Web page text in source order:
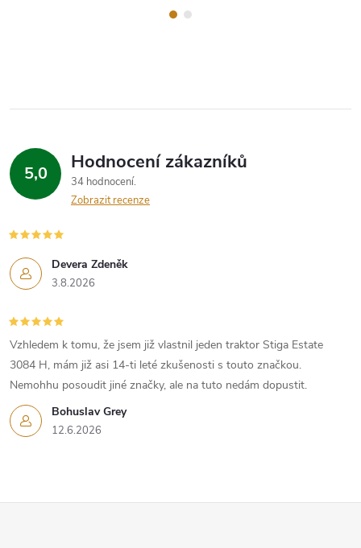
5,0 Hodnocení zákazníků
34 hodnocení
Zobrazit recenze
Devera Zdeněk
3.8.2026
Bohuslav Grey
12.6.2026
Vzhledem k tomu, že jsem již vlastnil jeden traktor Stiga Estate
3084 H, mám již asi 14-ti leté zkušenosti s touto značkou.
Nemohhu posoudit jiné značky, ale na tuto nedám dopustit.